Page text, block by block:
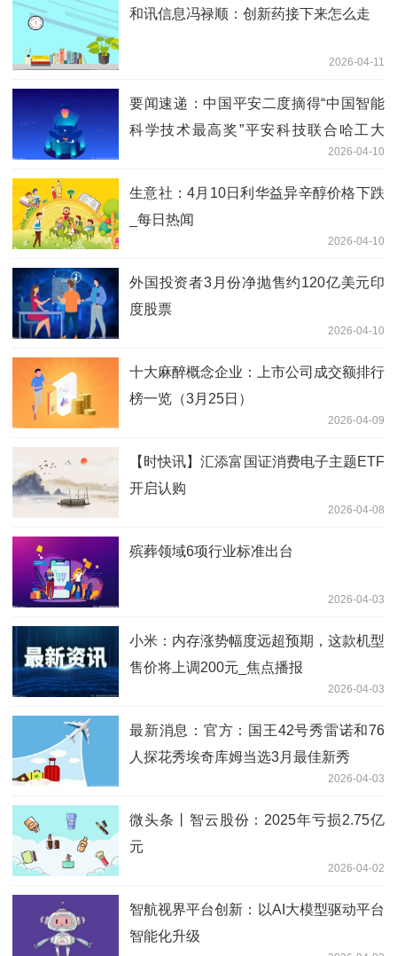
和讯信息冯禄顺：创新药接下来怎么走
2026-04-11
要闻速递：中国平安二度摘得“中国智能
科学技术最高奖”平安科技联合哈工大
（深圳）、北大荣获2025年度吴文俊人
工智能科技进步奖一等奖
2026-04-10
生意社：4月10日利华益异辛醇价格下跌
_每日热闻
2026-04-10
外国投资者3月份净抛售约120亿美元印
度股票
2026-04-10
十大麻醉概念企业：上市公司成交额排行
榜一览（3月25日）
2026-04-09
【时快讯】汇添富国证消费电子主题ETF
开启认购
2026-04-08
殡葬领域6项行业标准出台
2026-04-03
小米：内存涨势幅度远超预期，这款机型
售价将上调200元_焦点播报
2026-04-03
最新消息：官方：国王42号秀雷诺和76
人探花秀埃奇库姆当选3月最佳新秀
2026-04-03
微头条丨智云股份：2025年亏损2.75亿
元
2026-04-02
智航视界平台创新：以AI大模型驱动平台
智能化升级